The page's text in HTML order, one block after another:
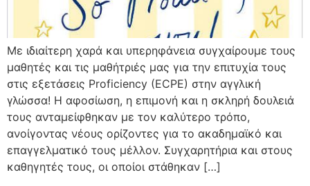
Με ιδιαίτερη χαρά και υπερηφάνεια συγχαίρουμε τους
μαθητές και τις μαθήτριές μας για την επιτυχία τους
στις εξετάσεις Proficiency (ECPE) στην αγγλική
γλώσσα! Η αφοσίωση, η επιμονή και η σκληρή δουλειά
τους ανταμείφθηκαν με τον καλύτερο τρόπο,
ανοίγοντας νέους ορίζοντες για το ακαδημαϊκό και
επαγγελματικό τους μέλλον. Συγχαρητήρια και στους
καθηγητές τους, οι οποίοι στάθηκαν […]